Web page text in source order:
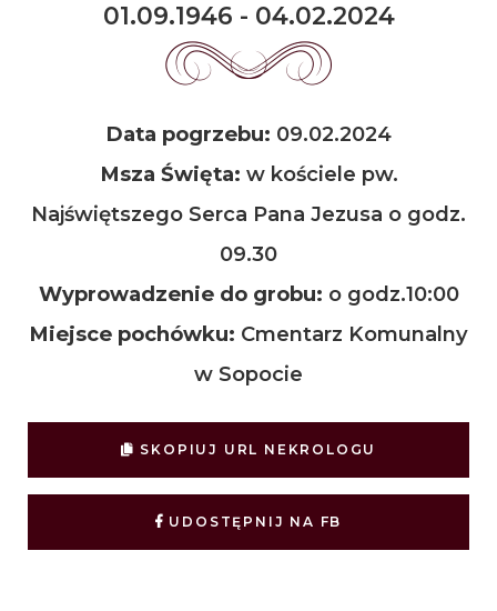
01.09.1946 - 04.02.2024
Data pogrzebu: 09.02.2024
Msza Święta: w kościele pw.
Najświętszego Serca Pana Jezusa o godz.
09.30
Wyprowadzenie do grobu: o godz.10:00
Miejsce pochówku: Cmentarz Komunalny
w Sopocie
SKOPIUJ URL NEKROLOGU
UDOSTĘPNIJ NA FB